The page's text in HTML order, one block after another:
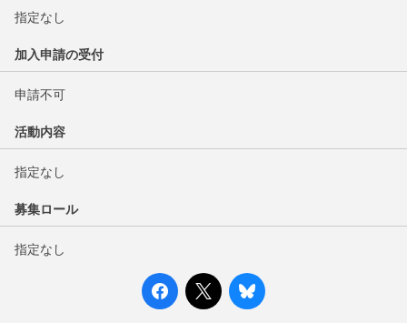
指定なし
加入申請の受付
申請不可
活動内容
指定なし
募集ロール
指定なし